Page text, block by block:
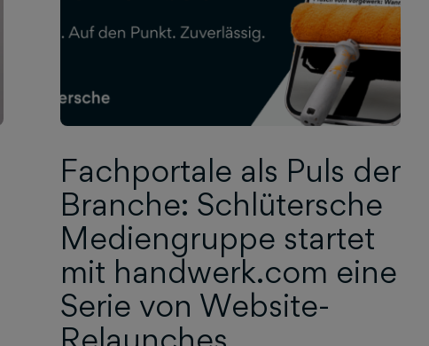
Fachportale als Puls der
Branche: Schlütersche
Mediengruppe startet
mit handwerk.com eine
Serie von Website-